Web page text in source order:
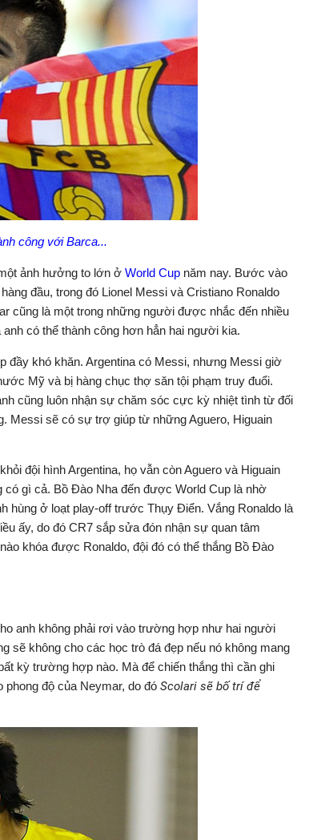
công với Barca...
ảnh hưởng to lớn ở World Cup năm nay. Bước vào
đầu, trong đó Lionel Messi và Cristiano Ronaldo
cũng là một trong những người được nhắc đến nhiều
có thể thành công hơn hẳn hai người kia.
đầy khó khăn. Argentina có Messi, nhưng Messi giờ
Mỹ và bị hàng chục thợ săn tội phạm truy đuổi.
cũng luôn nhận sự chăm sóc cực kỳ nhiệt tình từ đối
Messi sẽ có sự trợ giúp từ những Aguero, Higuain
đội hình Argentina, họ vẫn còn Aguero và Higuain
gì cả. Bồ Đào Nha đến được World Cup là nhờ
hùng ở loạt play-off trước Thụy Điển. Vắng Ronaldo là
ấy, do đó CR7 sắp sửa đón nhận sự quan tâm
khóa được Ronaldo, đội đó có thể thắng Bồ Đào
anh không phải rơi vào trường hợp như hai người
sẽ không cho các học trò đá đẹp nếu nó không mang
kỳ trường hợp nào. Mà để chiến thắng thì cần ghi
phong độ của Neymar, do đó Scolari sẽ bố trí để